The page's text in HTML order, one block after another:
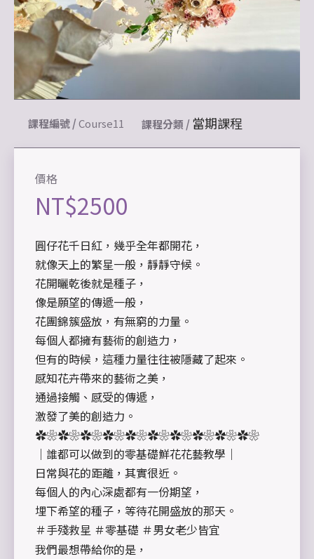
課程編號 /Course11 課程分類 /當期課程
價格
NT$2500
圓仔花千日紅，幾乎全年都開花，
就像天上的繁星一般，靜靜守候。
花開曬乾後就是種子，
像是願望的傳遞一般，
花團錦簇盛放，有無窮的力量。
每個人都擁有藝術的創造力，
但有的時候，這種力量往往被隱藏了起來。
感知花卉帶來的藝術之美，
通過接觸、感受的傳遞，
激發了美的創造力。
✿❀✿❀✿❀✿❀✿❀✿❀✿❀✿❀✿❀✿❀
｜誰都可以做到的零基礎鮮花花藝教學｜
日常與花的距離，其實很近。
每個人的內心深處都有一份期望，
埋下希望的種子，等待花開盛放的那天。
＃手殘救星 ＃零基礎 ＃男女老少皆宜
我們最想帶給你的是，